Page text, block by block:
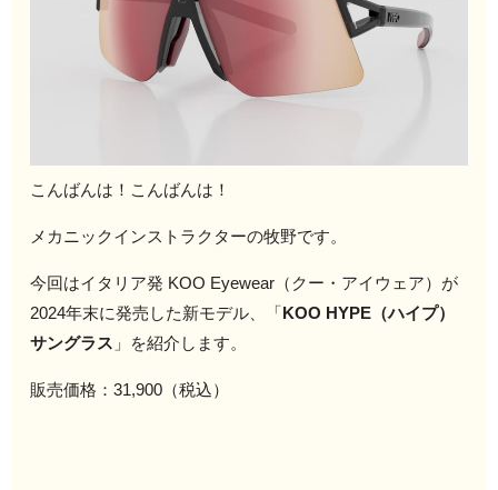
こんばんは！こんばんは！
メカニックインストラクターの牧野です。
今回はイタリア発 KOO Eyewear（クー・アイウェア）が
2024年末に発売した新モデル、「KOO HYPE（ハイプ）
サングラス 」を紹介します。
販売価格：31,900（税込）